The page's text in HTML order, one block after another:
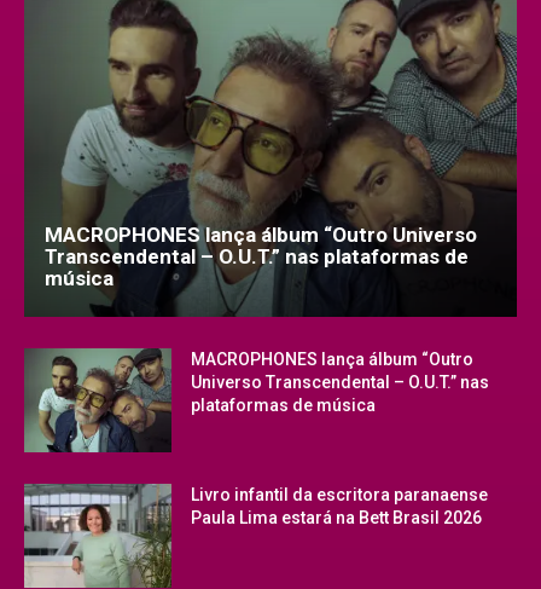
MACROPHONES lança álbum “Outro Universo
Transcendental – O.U.T.” nas plataformas de
música
MACROPHONES lança álbum “Outro
Universo Transcendental – O.U.T.” nas
plataformas de música
Livro infantil da escritora paranaense
Paula Lima estará na Bett Brasil 2026